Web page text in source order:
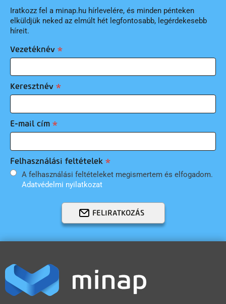
Iratkozz fel a minap.hu hírlevelére, és minden pénteken
elküldjük neked az elmúlt hét legfontosabb, legérdekesebb
híreit.
Vezetéknév
Keresztnév
E-mail cím
Felhasználási feltételek
A felhasználási feltételeket megismertem és elfogadom.
Adatvédelmi nyilatkozat
FELIRATKOZÁS